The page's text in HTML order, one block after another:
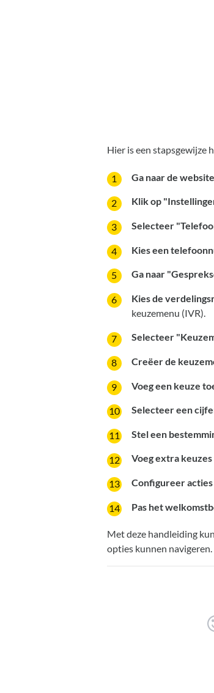
Hier is een stapsgewijze
Ga naar de website
Klik op
Selecteer
Kies een
Ga naar
Kies de
keuzemenu (IVR).
Selecteer
Creëer de
Voeg een keuze
Selecteer een
Stel een
Voeg extra keuzes
Configureer
Pas het
Met deze handleiding
opties kunnen navigeren.